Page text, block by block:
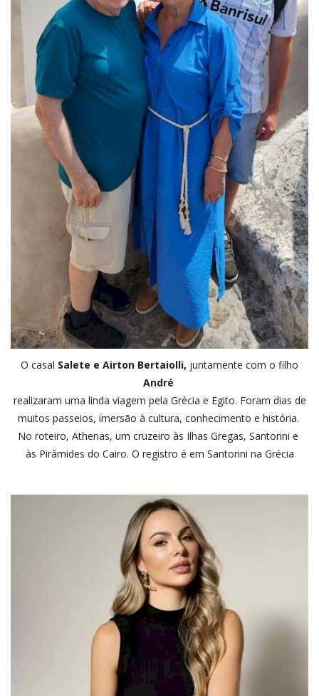
O casal Salete e Airton Bertaiolli, juntamente com o filho
André
realizaram uma linda viagem pela Grécia e Egito. Foram dias de
muitos passeios, imersão à cultura, conhecimento e história.
No roteiro, Athenas, um cruzeiro às Ilhas Gregas, Santorini e
às Pirâmides do Cairo. O registro é em Santorini na Grécia